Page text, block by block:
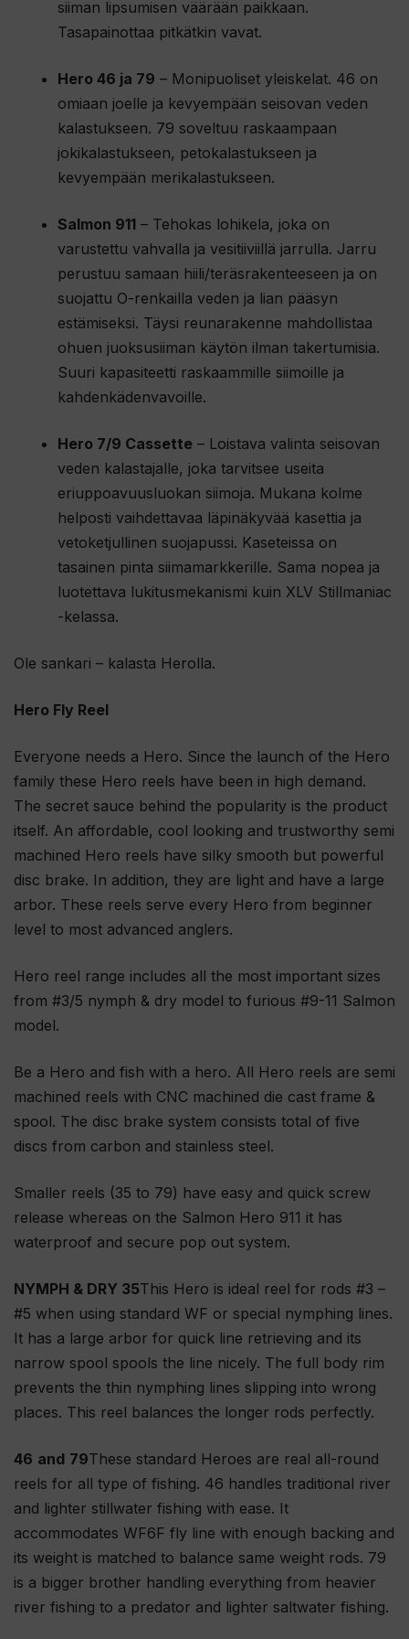
siiman lipsumisen väärään paikkaan.
Tasapainottaa pitkätkin vavat.
Hero 46 ja 79 – Monipuoliset yleiskelat. 46 on
omiaan joelle ja kevyempään seisovan veden
kalastukseen. 79 soveltuu raskaampaan
jokikalastukseen, petokalastukseen ja
kevyempään merikalastukseen.
Salmon 911 – Tehokas lohikela, joka on
varustettu vahvalla ja vesitiiviillä jarrulla. Jarru
perustuu samaan hiili/teräsrakenteeseen ja on
suojattu O-renkailla veden ja lian pääsyn
estämiseksi. Täysi reunarakenne mahdollistaa
ohuen juoksusiiman käytön ilman takertumisia.
Suuri kapasiteetti raskaammille siimoille ja
kahdenkädenvavoille.
Hero 7/9 Cassette – Loistava valinta seisovan
veden kalastajalle, joka tarvitsee useita
eriuppoavuusluokan siimoja. Mukana kolme
helposti vaihdettavaa läpinäkyvää kasettia ja
vetoketjullinen suojapussi. Kaseteissa on
tasainen pinta siimamarkkerille. Sama nopea ja
luotettava lukitusmekanismi kuin XLV Stillmaniac
-kelassa.
Ole sankari – kalasta Herolla.
Hero Fly Reel
Everyone needs a Hero. Since the launch of the Hero
family these Hero reels have been in high demand.
The secret sauce behind the popularity is the product
itself. An affordable, cool looking and trustworthy semi
machined Hero reels have silky smooth but powerful
disc brake. In addition, they are light and have a large
arbor. These reels serve every Hero from beginner
level to most advanced anglers.
Hero reel range includes all the most important sizes
from #3/5 nymph & dry model to furious #9-11 Salmon
model.
Be a Hero and fish with a hero. All Hero reels are semi
machined reels with CNC machined die cast frame &
spool. The disc brake system consists total of five
discs from carbon and stainless steel.
Smaller reels (35 to 79) have easy and quick screw
release whereas on the Salmon Hero 911 it has
waterproof and secure pop out system.
NYMPH & DRY 35This Hero is ideal reel for rods #3 –
#5 when using standard WF or special nymphing lines.
It has a large arbor for quick line retrieving and its
narrow spool spools the line nicely. The full body rim
prevents the thin nymphing lines slipping into wrong
places. This reel balances the longer rods perfectly.
46 and 79These standard Heroes are real all-round
reels for all type of fishing. 46 handles traditional river
and lighter stillwater fishing with ease. It
accommodates WF6F fly line with enough backing and
its weight is matched to balance same weight rods. 79
is a bigger brother handling everything from heavier
river fishing to a predator and lighter saltwater fishing.